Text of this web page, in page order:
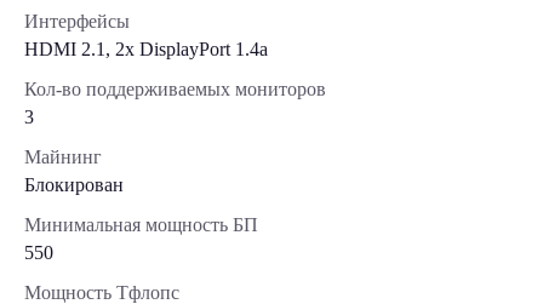
Интерфейсы
HDMI 2.1, 2x DisplayPort 1.4a
Кол-во поддерживаемых мониторов
3
Майнинг
Блокирован
Минимальная мощность БП
550
Мощность Тфлопс